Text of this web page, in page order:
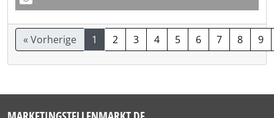
« Vorherige 1 2 3 4 5 6 7 8 9